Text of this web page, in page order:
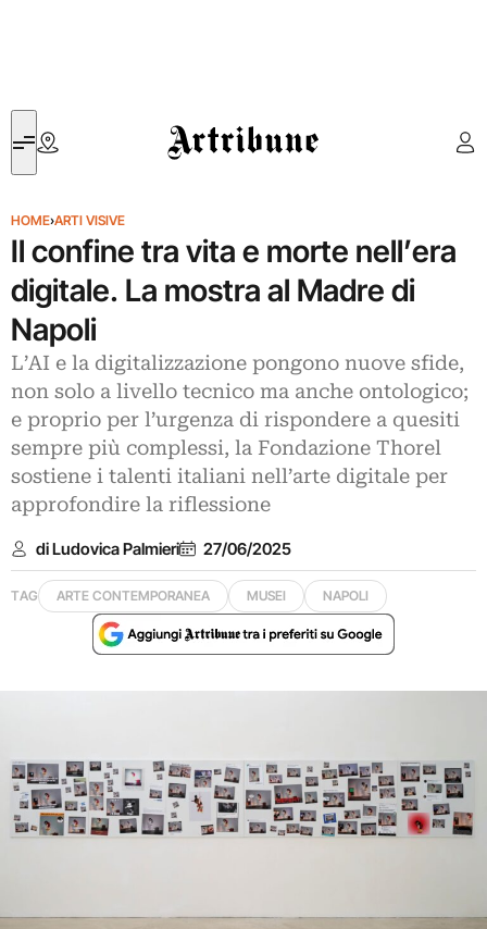
Artribune
HOME›ARTI VISIVE
Il confine tra vita e morte nell’era
digitale. La mostra al Madre di
Napoli
L’AI e la digitalizzazione pongono nuove sfide,
non solo a livello tecnico ma anche ontologico;
e proprio per l’urgenza di rispondere a quesiti
sempre più complessi, la Fondazione Thorel
sostiene i talenti italiani nell’arte digitale per
approfondire la riflessione
di Ludovica Palmieri 27/06/2025
TAG ARTE CONTEMPORANEA MUSEI NAPOLI